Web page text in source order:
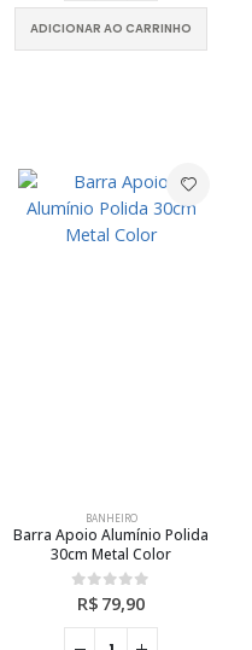
ADICIONAR AO CARRINHO
BANHEIRO
Barra Apoio Alumínio Polida
30cm Metal Color
0out of 5
R$ 79,90